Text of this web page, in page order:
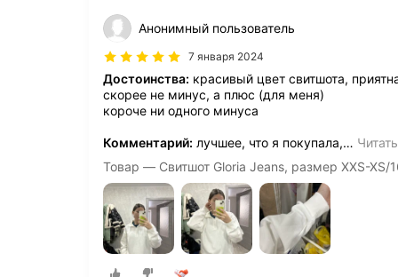
Анонимный пользователь
7 января 2024
Достоинства: красивый цвет свитшота,
скорее не минус, а плюс (для меня)
короче ни одного минуса
Комментарий: лучшее, что я покупала,…
Товар — Свитшот Gloria Jeans, размер XXS-XS/